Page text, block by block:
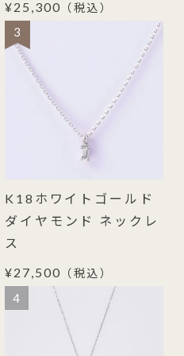
¥25,300 （税込）
3
K18ホワイトゴールド
ダイヤモンド ネックレ
ス
¥27,500 （税込）
4